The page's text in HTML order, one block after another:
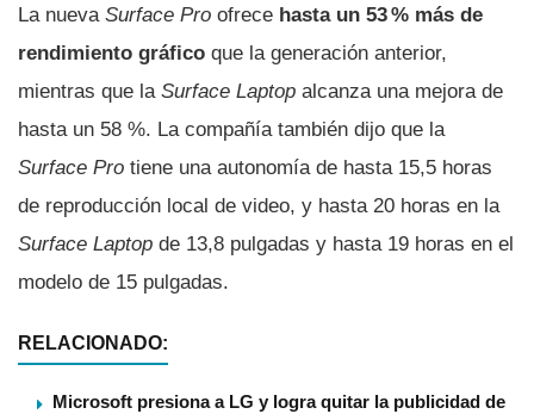
La nueva Surface Pro ofrece hasta un 53 % más de
rendimiento gráfico que la generación anterior,
mientras que la Surface Laptop alcanza una mejora de
hasta un 58 %. La compañía también dijo que la
Surface Pro tiene una autonomía de hasta 15,5 horas
de reproducción local de video, y hasta 20 horas en la
Surface Laptop de 13,8 pulgadas y hasta 19 horas en el
modelo de 15 pulgadas.
RELACIONADO:
Microsoft presiona a LG y logra quitar la publicidad de